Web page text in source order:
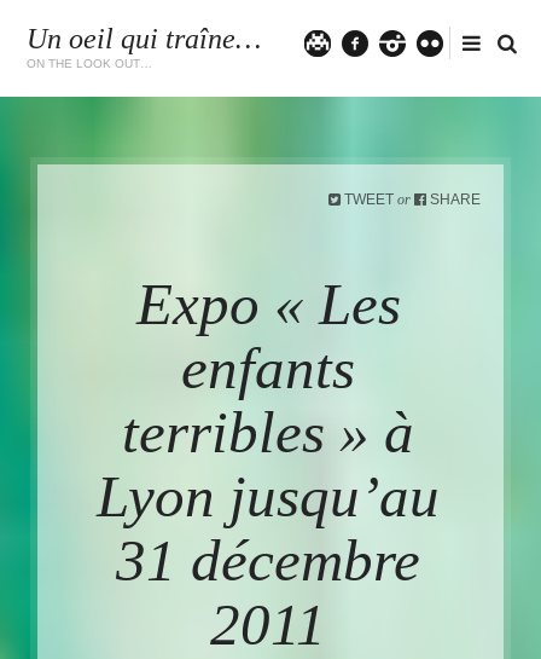
Un oeil qui traîne…
ON THE LOOK OUT…
Expo « Les
enfants
terribles » à
Lyon jusqu’au
31 décembre
2011
TWEET or SHARE